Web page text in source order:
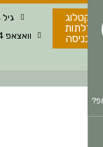
גיל 052-396-8124
וואצאפ 052-396-8124